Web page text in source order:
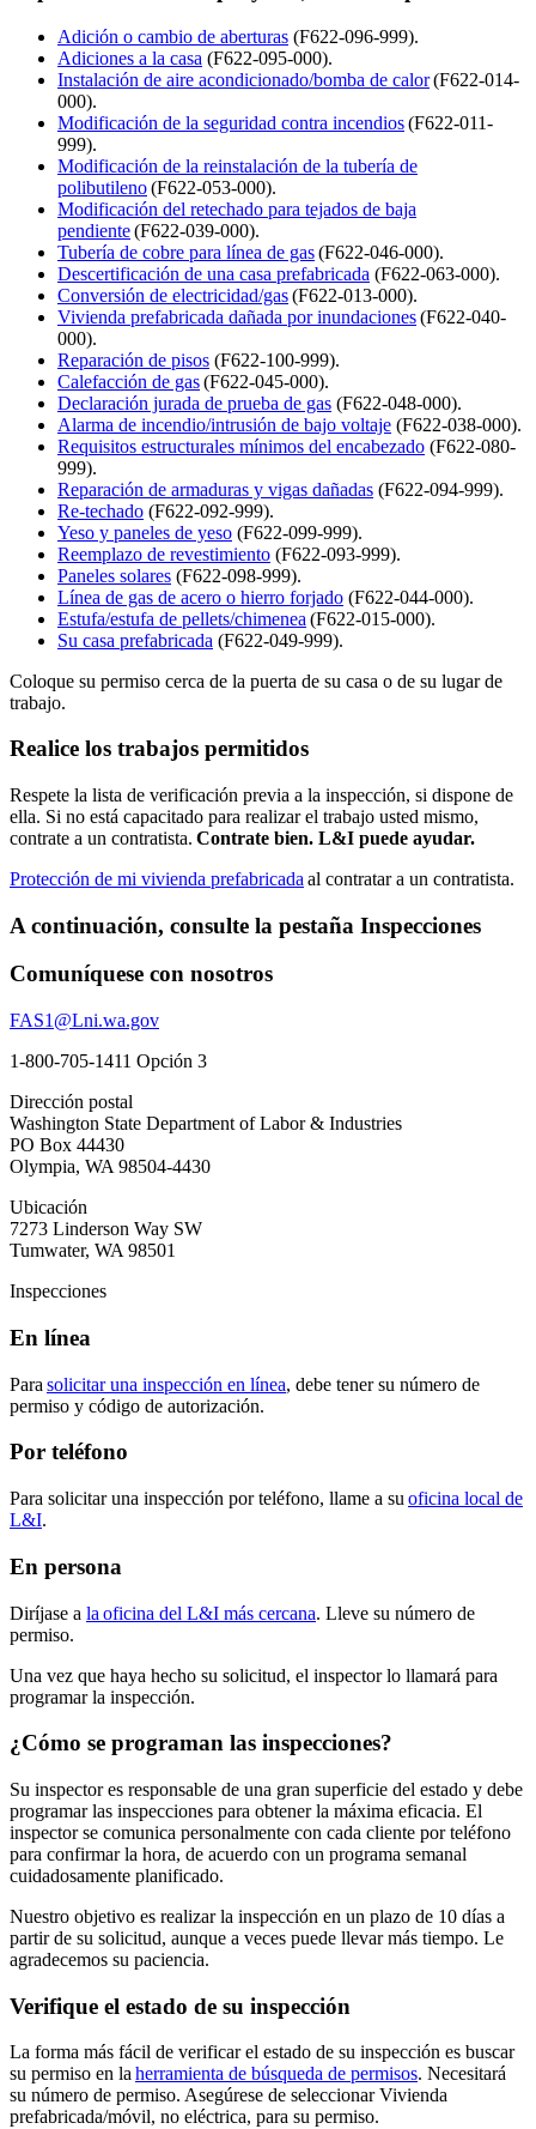
Adición o cambio de aberturas (F622-096-999).
Adiciones a la casa (F622-095-000).
Instalación de aire acondicionado/bomba de calor(F622-014-
000).
Modificación de la seguridad contra incendios(F622-011-
999).
Modificación de la reinstalación de la tubería de
polibutileno(F622-053-000).
Modificación del retechado para tejados de baja
pendiente(F622-039-000).
Tubería de cobre para línea de gas(F622-046-000).
Descertificación de una casa prefabricada (F622-063-000).
Conversión de electricidad/gas(F622-013-000).
Vivienda prefabricada dañada por inundaciones(F622-040-
000).
Reparación de pisos (F622-100-999).
Calefacción de gas(F622-045-000).
Declaración jurada de prueba de gas (F622-048-000).
Alarma de incendio/intrusión de bajo voltaje (F622-038-000).
Requisitos estructurales mínimos del encabezado (F622-080-
999).
Reparación de armaduras y vigas dañadas (F622-094-999).
Re-techado (F622-092-999).
Yeso y paneles de yeso (F622-099-999).
Reemplazo de revestimiento (F622-093-999).
Paneles solares (F622-098-999).
Línea de gas de acero o hierro forjado (F622-044-000).
Estufa/estufa de pellets/chimenea (F622-015-000).
Su casa prefabricada (F622-049-999).
Coloque su permiso cerca de la puerta de su casa o de su lugar de
trabajo.
Realice los trabajos permitidos
Respete la lista de verificación previa a la inspección, si dispone de
ella. Si no está capacitado para realizar el trabajo usted mismo,
contrate a un contratista. Contrate bien. L&I puede ayudar.
Protección de mi vivienda prefabricada al contratar a un contratista.
A continuación, consulte la pestaña Inspecciones
Comuníquese con nosotros
FAS1@Lni.wa.gov
1-800-705-1411 Opción 3
Dirección postal
Washington State Department of Labor & Industries
PO Box 44430
Olympia, WA 98504-4430
Ubicación
7273 Linderson Way SW
Tumwater, WA 98501
Inspecciones
En línea
Para solicitar una inspección en línea, debe tener su número de
permiso y código de autorización.
Por teléfono
Para solicitar una inspección por teléfono, llame a su oficina local de
L&I.
En persona
Diríjase a la oficina del L&I más cercana. Lleve su número de
permiso.
Una vez que haya hecho su solicitud, el inspector lo llamará para
programar la inspección.
¿Cómo se programan las inspecciones?
Su inspector es responsable de una gran superficie del estado y debe
programar las inspecciones para obtener la máxima eficacia. El
inspector se comunica personalmente con cada cliente por teléfono
para confirmar la hora, de acuerdo con un programa semanal
cuidadosamente planificado.
Nuestro objetivo es realizar la inspección en un plazo de 10 días a
partir de su solicitud, aunque a veces puede llevar más tiempo. Le
agradecemos su paciencia.
Verifique el estado de su inspección
La forma más fácil de verificar el estado de su inspección es buscar
su permiso en la herramienta de búsqueda de permisos. Necesitará
su número de permiso. Asegúrese de seleccionar Vivienda
prefabricada/móvil, no eléctrica, para su permiso.